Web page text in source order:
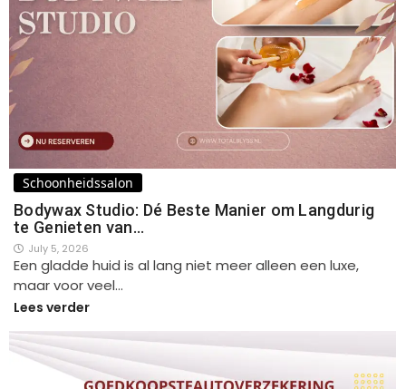
Schoonheidssalon
Bodywax Studio: Dé Beste Manier om Langdurig
te Genieten van…
July 5, 2026
Een gladde huid is al lang niet meer alleen een luxe,
maar voor veel…
Lees verder